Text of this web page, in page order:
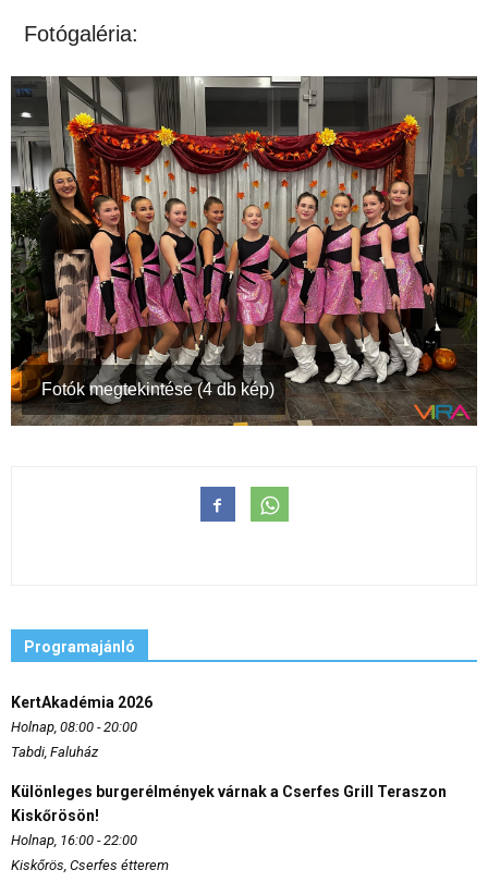
Fotógaléria:
Fotók megtekintése (4 db kép)
Programajánló
KertAkadémia 2026
Holnap, 08:00 - 20:00
Tabdi, Faluház
Különleges burgerélmények várnak a Cserfes Grill Teraszon
Kiskőrösön!
Holnap, 16:00 - 22:00
Kiskőrös, Cserfes étterem